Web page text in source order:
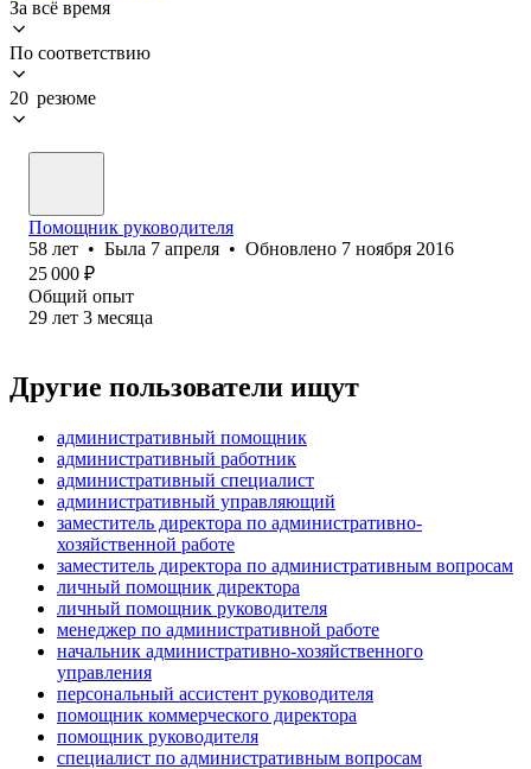
За всё время
По соответствию
20 резюме
Помощник руководителя
58 лет • Была 7 апреля • Обновлено 7 ноября 2016
25 000 ₽
Общий опыт
29 лет 3 месяца
Другие пользователи ищут
административный помощник
административный работник
административный специалист
административный управляющий
заместитель директора по административно-
хозяйственной работе
заместитель директора по административным вопросам
личный помощник директора
личный помощник руководителя
менеджер по административной работе
начальник административно-хозяйственного
управления
персональный ассистент руководителя
помощник коммерческого директора
помощник руководителя
специалист по административным вопросам